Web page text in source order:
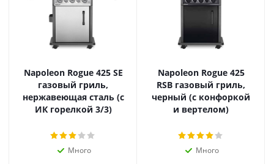
Napoleon Rogue 425 SE
газовый гриль,
нержавеющая сталь (с
ИК горелкой 3/3)
Много
Napoleon Rogue 425
RSB газовый гриль,
черный (с конфоркой
и вертелом)
Много